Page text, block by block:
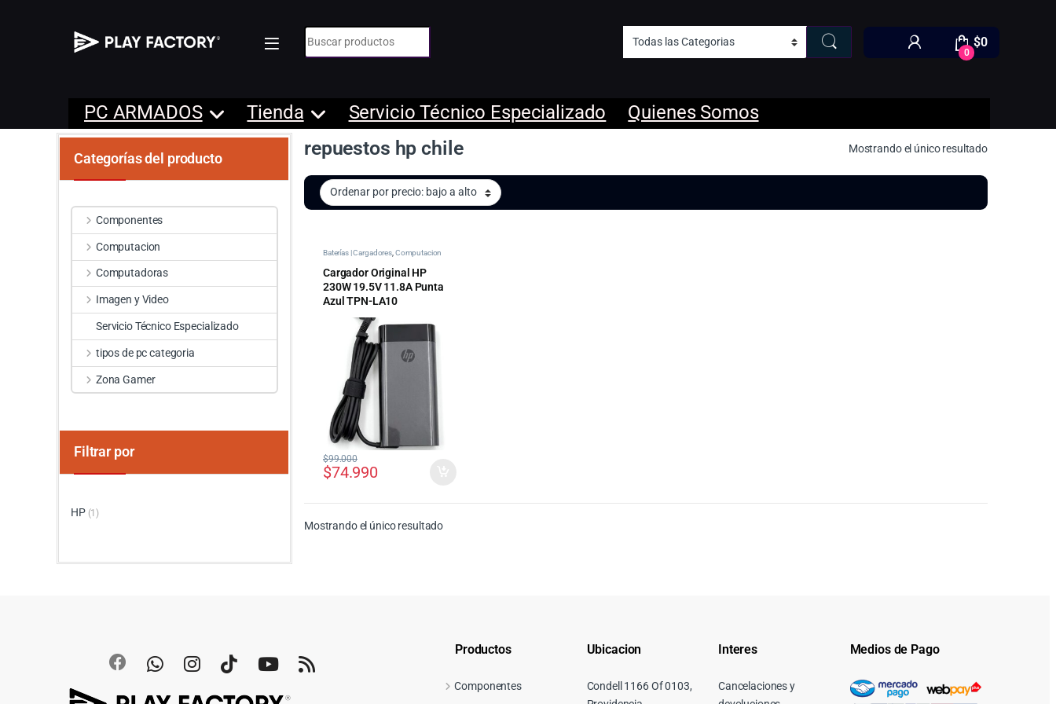
Búsqueda de:
0
$0
PC ARMADOS Tienda Servicio Técnico Especializado Quienes Somos
repuestos hp chile Mostrando el único resultado
Baterías | Cargadores,Computacion
Cargador Original HP
230W 19.5V 11.8A Punta
Azul TPN-LA10
$74.990
$99.000
Mostrando el único resultado
Categorías del producto
Componentes
Computacion
Computadoras
Imagen y Video
Servicio Técnico Especializado
tipos de pc categoria
Zona Gamer
Filtrar por
HP (1)
Productos
Componentes
Ubicacion
Condell 1166 Of 0103,
Interes
Cancelaciones y
Medios de Pago